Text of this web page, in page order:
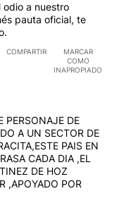
odio a nuestro
pauta oficial, te
COMPARTIR
MARCAR
COMO
INAPROPIADO
PERSONAJE DE
A UN SECTOR DE
PAIS EN
CADA DIA ,EL
DE HOZ
,APOYADO POR